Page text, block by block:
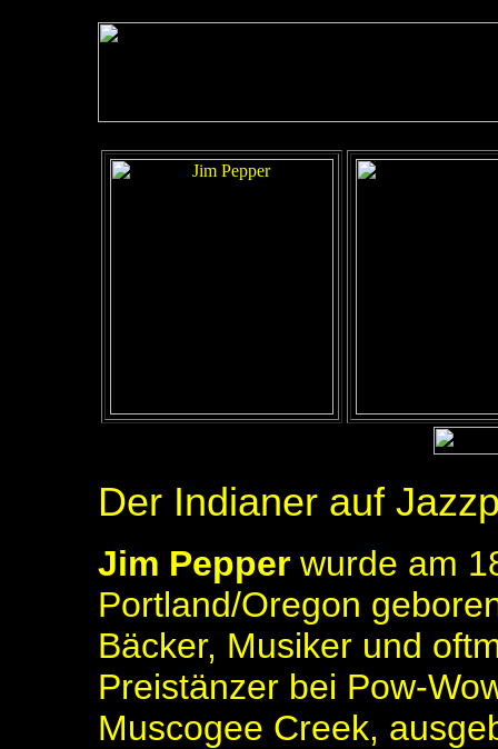
Der Indianer auf
Jim Pepper wurde am
Portland/Oregon
Bäcker, Musiker und
Preistänzer bei Pow-
Muscogee Creek,